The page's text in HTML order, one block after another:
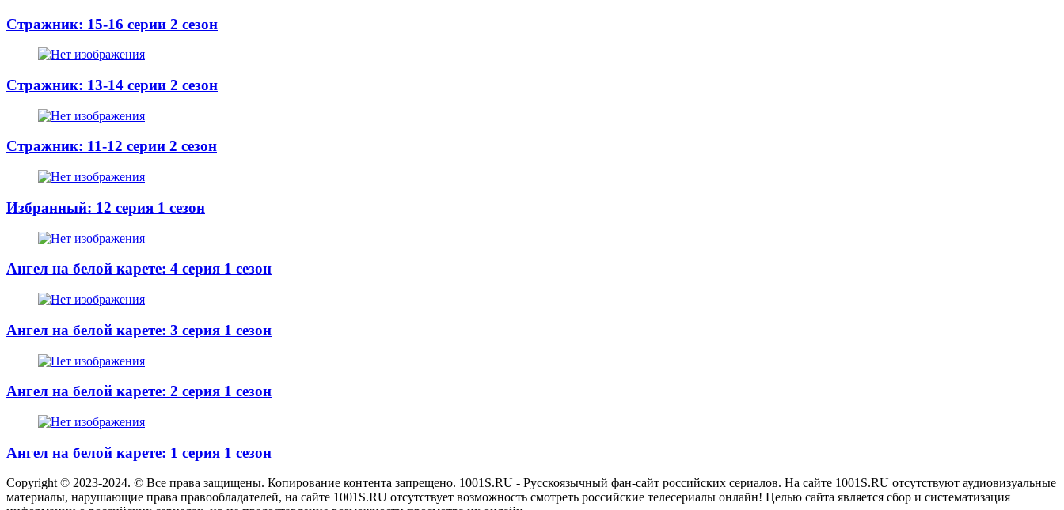
Стражник: 15-16 серии 2 сезон
Стражник: 13-14 серии 2 сезон
Стражник: 11-12 серии 2 сезон
Избранный: 12 серия 1 сезон
Ангел на белой карете: 4 серия 1 сезон
Ангел на белой карете: 3 серия 1 сезон
Ангел на белой карете: 2 серия 1 сезон
Ангел на белой карете: 1 серия 1 сезон
Copyright © 2023-2024. © Все права защищены. Копирование контента запрещено. 1001S.RU - Русскоязычный фан-сайт российских сериалов. На сайте 1001S.RU отсутствуют аудиовизуальные
материалы, нарушающие права правообладателей, на сайте 1001S.RU отсутствует возможность смотреть российские телесериалы онлайн! Целью сайта является сбор и систематизация